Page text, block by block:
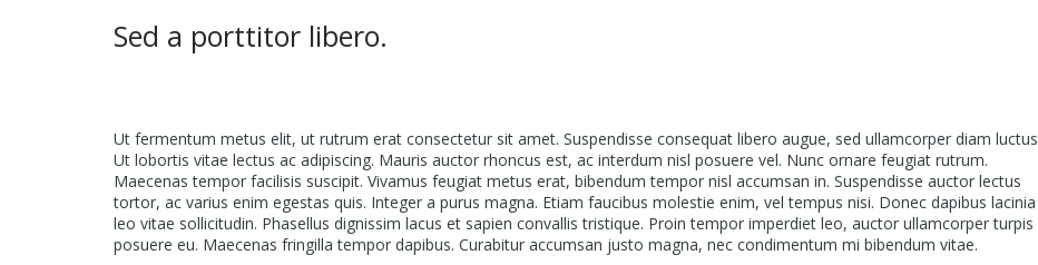
Sed a porttitor libero.
Ut fermentum metus elit, ut rutrum erat consectetur sit amet. Suspendisse consequat libero augue, sed ullamcorper diam
Ut lobortis vitae lectus ac adipiscing. Mauris auctor rhoncus est, ac interdum nisl posuere vel. Nunc ornare feugiat rutrum.
Maecenas tempor facilisis suscipit. Vivamus feugiat metus erat, bibendum tempor nisl accumsan in. Suspendisse auctor lectus
tortor, ac varius enim egestas quis. Integer a purus magna. Etiam faucibus molestie enim, vel tempus nisi. Donec dapibus lacinia
leo vitae sollicitudin. Phasellus dignissim lacus et sapien convallis tristique. Proin tempor imperdiet leo, auctor ullamcorper turpis
posuere eu. Maecenas fringilla tempor dapibus. Curabitur accumsan justo magna, nec condimentum mi bibendum vitae.